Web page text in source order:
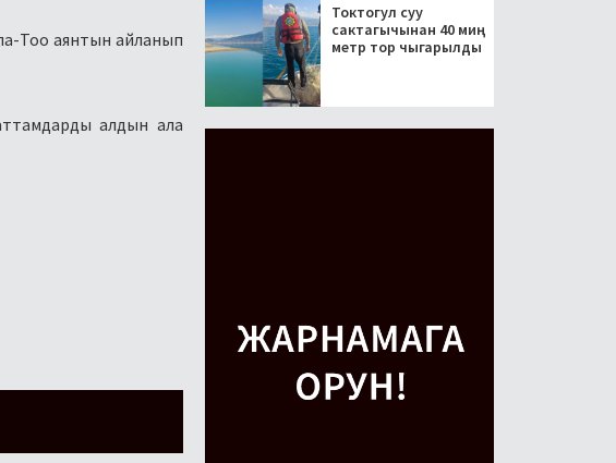
Тоо аянтын айланып
алдын ала
Токтогул суу
сактагычынан 40 миң
метр тор чыгарылды